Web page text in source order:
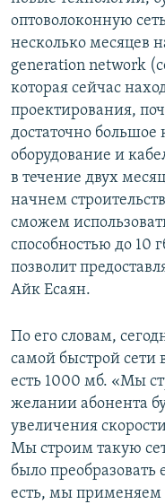
оптоволоконную
несколько месяцев
generation network
которая сейчас
проектирования,
достаточно большое
оборудование и
в течение двух
начнем
сможем
способностью до 10
позволит
Айк Есаян.
По его словам,
самой быстрой сети
есть 1000 мб. «Мы
желании абонента
увеличения
Мы строим такую
было преобразовать
есть, мы применяем